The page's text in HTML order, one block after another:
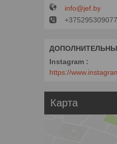
info@jef.by
+375295309077
Instagram
https://
Карта